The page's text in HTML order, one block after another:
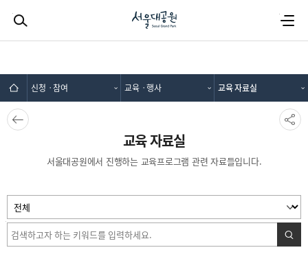
신청ㆍ참여 교육ㆍ행사 교육 자료실
뒤로가
기
SNS공
유
교육 자료실
서울대공원에서 진행하는 교육프로그램 관련 자료들입니다.